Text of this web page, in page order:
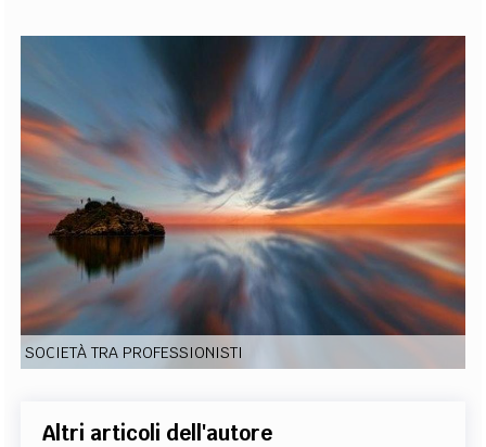
REDAZIONE COMITATO SCIENTIFICO
CURATORI
FOTOGRAFI
PARTNER COLLABORA CON NOI
EXTRA
CODICI RUBRICHE LIBRI PROCEEDINGS PUBBLICITÀ CONTATTI
SOCIAL MEDIA
SOCIETÀ TRA PROFESSIONISTI
Altri articoli dell'autore